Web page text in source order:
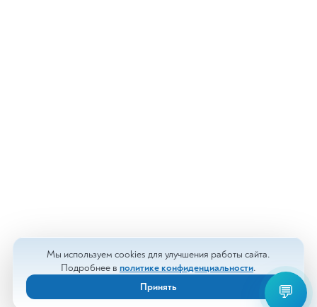
Мы используем cookies для улучшения работы сайта.
Подробнее в политике конфиденциальности.
Принять
💬